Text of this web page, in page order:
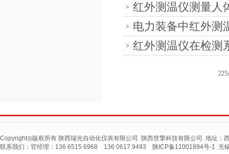
红外测温仪测量人
电力装备中红外测
红外测温仪在检测
225
Copyright◎版权所有 陕西瑞光自动化仪表有限公司 陕西世擎科技有限公司 地址：
联系我们：官经理：136 6515 6968 136 0617 9493 陕ICP备11001894号-1 无